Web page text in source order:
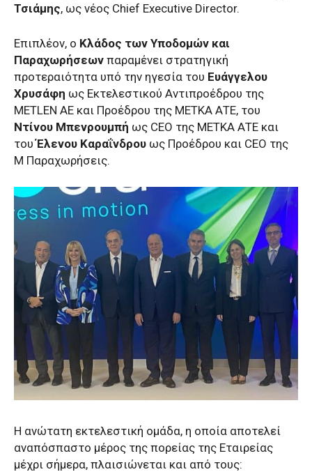
Τσιάμης, ως νέος Chief Executive Director.
Επιπλέον, ο Κλάδος των Υποδομών και
Παραχωρήσεων παραμένει στρατηγική
προτεραιότητα υπό την ηγεσία του Ευάγγελου
Χρυσάφη ως Εκτελεστικού Αντιπροέδρου της
METLEN ΑΕ και Προέδρου της ΜΕΤΚΑ ΑΤΕ, του
Ντίνου Μπενρουμπή ως CEO της ΜΕΤΚΑ ΑΤΕ και
τουΈλενου Καραΐνδρου ως Προέδρου και CEO της
Μ Παραχωρήσεις.
Η ανώτατη εκτελεστική ομάδα, η οποία αποτελεί
αναπόσπαστο μέρος της πορείας της Εταιρείας
μέχρι σήμερα, πλαισιώνεται και από τους: